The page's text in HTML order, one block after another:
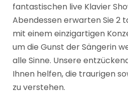
fantastischen live Klavier
Abendessen erwarten Sie 2
mit einem einzigartigen
um die Gunst der Sängerin
alle Sinne. Unsere
Ihnen helfen, die traurigen
zu verstehen.